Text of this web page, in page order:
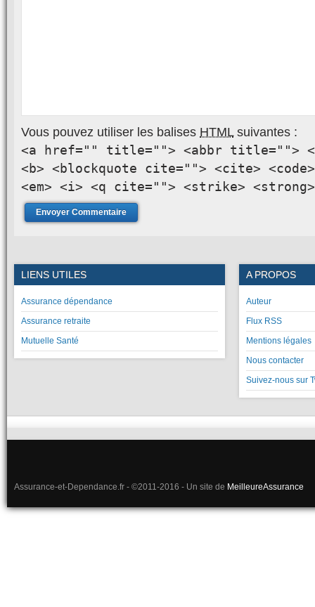
Vous pouvez utiliser les balises HTMLsuivantes :
<a href="" title=""> <abbr title="">
<b> <blockquote cite=""> <cite>
<em> <i> <q cite=""> <strike> <strong>
LIENS UTILES
Assurance dépendance
Assurance retraite
Mutuelle Santé
A PROPOS
Auteur
Flux RSS
Mentions légales
Nous contacter
Suivez-nous sur
Assurance-et-Dependance.fr - ©2011-2016 - Un site de MeilleureAssurance